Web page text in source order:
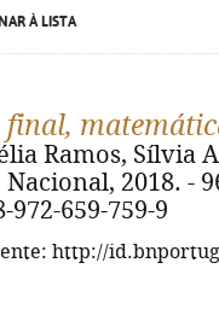
À LISTA
final,
Ramos, Sílvia
Nacional, 2018. -
972-659-759-9
http://